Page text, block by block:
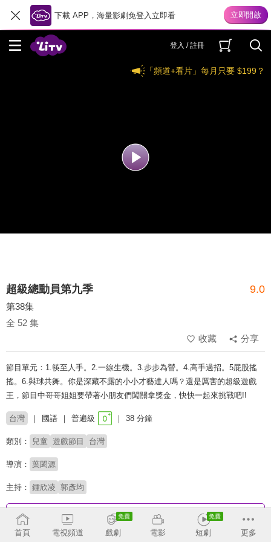
下載 APP，海量影劇免登入立即看
登入 / 註冊
「頻道+看片」每月只要 $199？
超級總動員第九季 9.0
第38集
全 52 集
收藏
分享
節目單元：1.筷至人手。2.一線生機。3.步步為營。4.高手過招。5屁股搖
搖。6.與球共舞。你是深藏不露的小小才藝達人嗎？還是厲害的超級遊戲
王，節目中哥哥姐姐要帶著小朋友們闖關拿獎金，快快一起來挑戰吧!!
台灣 國語 普遍級 38 分鐘
類別： 兒童 遊戲節目 台灣
導演： 葉閎源
主持： 鍾欣凌 郭彥均
收回
首頁
電視頻道 戲劇 電影 短劇 更多